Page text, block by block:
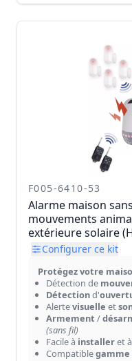
F005-6410-53
Alarme maison
mouvements
extérieure solaire
Configurer ce kit
Protégez votre
Détection de
Détectiond'
Alertevisuelle et
Armement /
(sans fil)
Facile à installeret à
Compatiblegamme